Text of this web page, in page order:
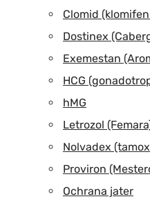
Clomid
Dostinex
Exemestan
HCG
hMG
Letrozol
Nolvadex
Proviron
Ochrana jater